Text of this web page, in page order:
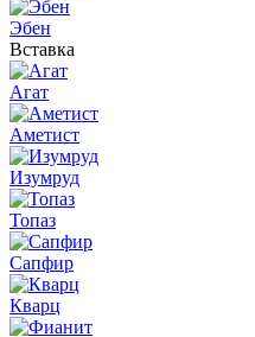
Эбен
Вставка
Агат
Аметист
Изумруд
Топаз
Сапфир
Кварц